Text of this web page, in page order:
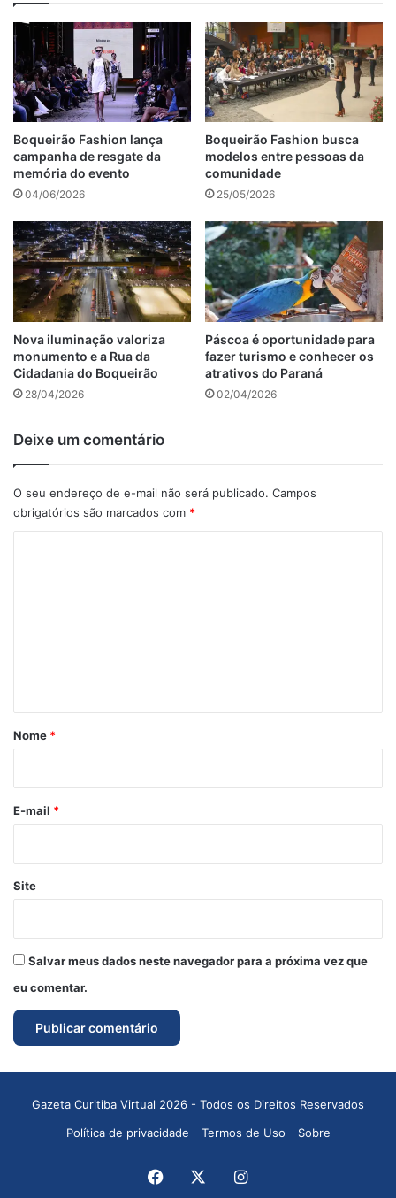
Boqueirão Fashion lança
campanha de resgate da
memória do evento
04/06/2026
Boqueirão Fashion busca
modelos entre pessoas da
comunidade
25/05/2026
Nova iluminação valoriza
monumento e a Rua da
Cidadania do Boqueirão
28/04/2026
Páscoa é oportunidade para
fazer turismo e conhecer os
atrativos do Paraná
02/04/2026
Deixe um comentário
O seu endereço de e-mail não será publicado. Campos
obrigatórios são marcados com *
r
*
Nome *
E-mail *
Site
Salvar meus dados neste navegador para a próxima vez que
eu comentar.
Gazeta Curitiba Virtual 2026 - Todos os Direitos Reservados
Política de privacidade
Termos de Uso Sobre
Facebook Instagram